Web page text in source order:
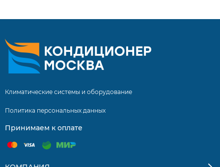
Климатические системы и оборудование
Политика персональных данных
Принимаем к оплате